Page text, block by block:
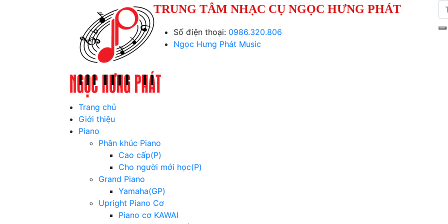
TRUNG TÂM NHẠC CỤ NGỌC HƯNG PHÁT
Số điện thoại: 0986.320.806
Ngọc Hưng Phát Music
Trang chủ
Giới thiệu
Piano
Phân khúc Piano
Cao cấp(P)
Cho người mới học(P)
Grand Piano
Yamaha(GP)
Upright Piano Cơ
Piano cơ KAWAI